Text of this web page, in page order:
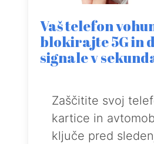
Vaš telefon
blokirajte 5G in
signale v
Zaščitite svoj
kartice in
ključe pred